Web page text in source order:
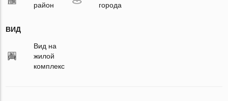
район
города
ВИД
Вид на
жилой
комплекс